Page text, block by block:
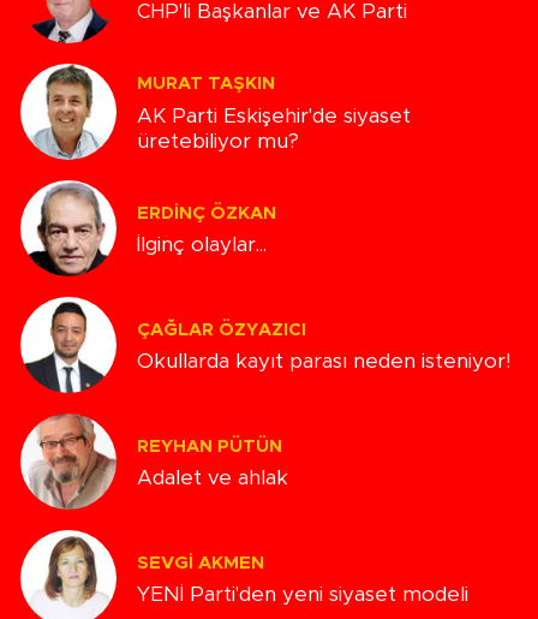
CHP'li Başkanlar ve AK Parti
MURAT TAŞKIN
AK Parti Eskişehir'de siyaset
üretebiliyor mu?
ERDINÇ ÖZKAN
İlginç olaylar...
ÇAĞLAR ÖZYAZICI
Okullarda kayıt parası neden isteniyor!
REYHAN PÜTÜN
Adalet ve ahlak
SEVGI AKMEN
YENİ Parti'den yeni siyaset modeli